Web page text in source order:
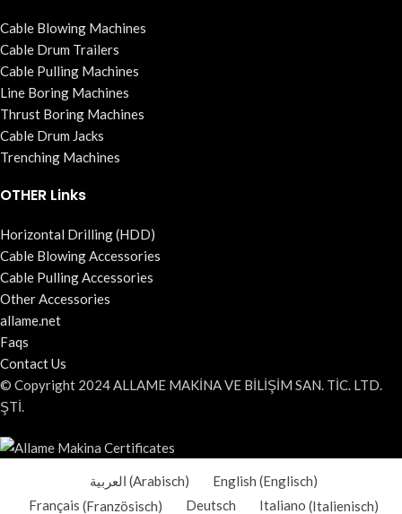
Cable Blowing Machines
Cable Drum Trailers
Cable Pulling Machines
Line Boring Machines
Thrust Boring Machines
Cable Drum Jacks
Trenching Machines
OTHER Links
Horizontal Drilling (HDD)
Cable Blowing Accessories
Cable Pulling Accessories
Other Accessories
allame.net
Faqs
Contact Us
© Copyright 2024 ALLAME MAKİNA VE BİLİŞİM SAN. TİC. LTD.
ŞTİ.
العربية (Arabisch) English (Englisch)
Français (Französisch) Deutsch Italiano (Italienisch)